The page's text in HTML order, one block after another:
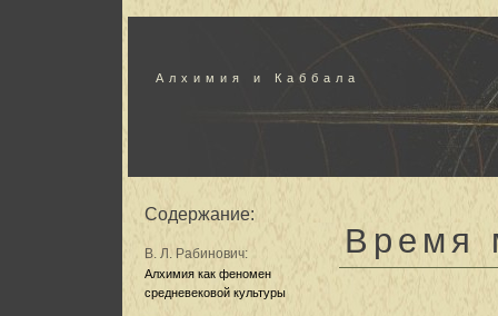
Алхимия и Каббала
Содержание:
В. Л. Рабинович:
Алхимия как феномен
средневековой культуры
Время